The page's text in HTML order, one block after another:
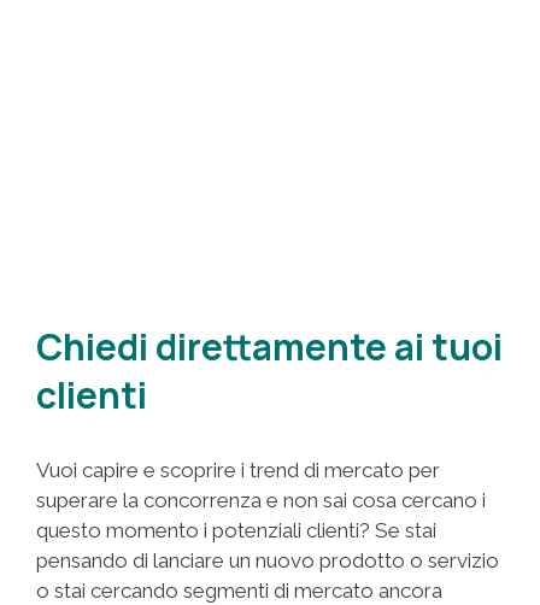
Chiedi direttamente ai tuoi
clienti
Vuoi capire e scoprire i trend di mercato per
superare la concorrenza e non sai cosa cercano i
questo momento i potenziali clienti? Se stai
pensando di lanciare un nuovo prodotto o servizio
o stai cercando segmenti di mercato ancora